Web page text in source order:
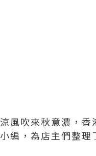
涼風吹來秋意濃，
小編，為店主們整